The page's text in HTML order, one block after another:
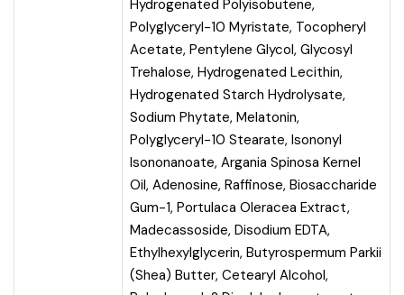
Hydrogenated Polyisobutene,
Polyglyceryl-10 Myristate, Tocopheryl
Acetate, Pentylene Glycol, Glycosyl
Trehalose, Hydrogenated Lecithin,
Hydrogenated Starch Hydrolysate,
Sodium Phytate, Melatonin,
Polyglyceryl-10 Stearate, Isononyl
Isononanoate, Argania Spinosa Kernel
Oil, Adenosine, Raffinose, Biosaccharide
Gum-1, Portulaca Oleracea Extract,
Madecassoside, Disodium EDTA,
Ethylhexylglycerin, Butyrospermum Parkii
(Shea) Butter, Cetearyl Alcohol,